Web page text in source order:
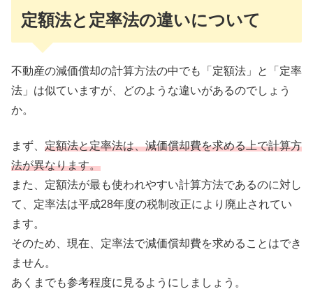
定額法と定率法の違いについて
不動産の減価償却の計算方法の中でも「定額法」と「定率
法」は似ていますが、どのような違いがあるのでしょう
か。
まず、 定額法と定率法は、減価償却費を求める上で計算方
法が異なります。
また、定額法が最も使われやすい計算方法であるのに対し
て、定率法は平成28年度の税制改正により廃止されてい
ます。
そのため、現在、定率法で減価償却費を求めることはでき
ません。
あくまでも参考程度に見るようにしましょう。